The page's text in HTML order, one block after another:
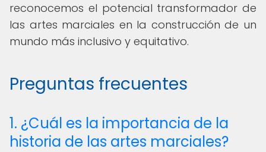
reconocemos el potencial transformador de
las artes marciales en la construcción de un
mundo más inclusivo y equitativo.
Preguntas frecuentes
1. ¿Cuál es la importancia de la
historia de las artes marciales?